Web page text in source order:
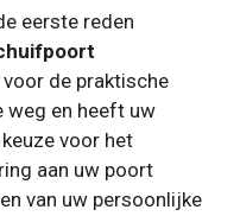
eerste reden
de praktische
weg en heeft uw
voor het
aan uw poort
van uw persoonlijke